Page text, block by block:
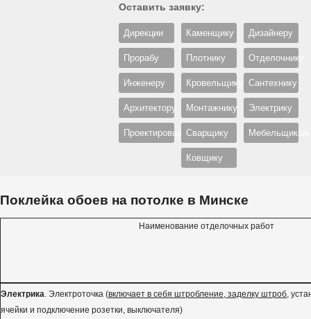
Оставить заявку:
Дирекции
Прорабу
Инженеру
Архитектору
Проектировщику
Каменщику
Плотнику
Кровельщику
Монтажнику
Сварщику
Ковщику
Дизайнеру
Отделочнику
Сантехнику
Электрику
Мебельщикам
Поклейка обоев на потолке в Минске
Наименование отделочных работ
Электрика . Электроточка (включает в себя штробление, заделку штроб ,
ячейки и подключение розетки, выключателя)